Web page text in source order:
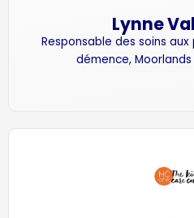
Lynne
Responsable des soins
démence,